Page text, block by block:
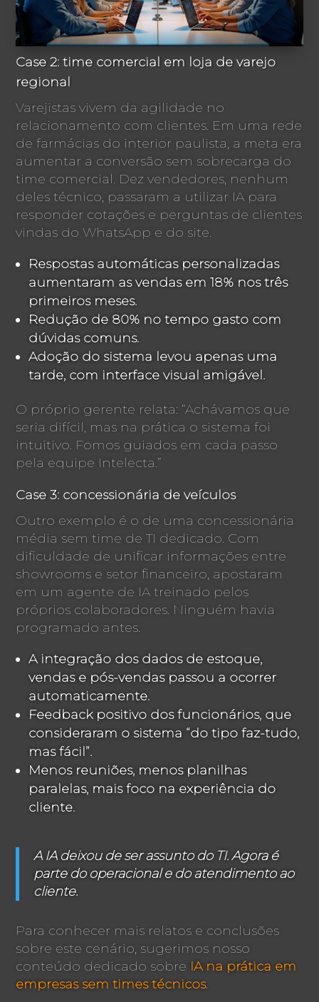
Case 2: time comercial em loja de varejo
regional
Varejistas vivem da agilidade no
relacionamento com clientes. Em uma rede
de farmácias do interior paulista, a meta era
aumentar a conversão sem sobrecarga do
time comercial. Dez vendedores, nenhum
deles técnico, passaram a utilizar IA para
responder cotações e perguntas de clientes
vindas do WhatsApp e do site.
Respostas automáticas personalizadas
aumentaram as vendas em 18% nos três
primeiros meses.
Redução de 80% no tempo gasto com
dúvidas comuns.
Adoção do sistema levou apenas uma
tarde, com interface visual amigável.
O próprio gerente relata: “Achávamos que
seria difícil, mas na prática o sistema foi
intuitivo. Fomos guiados em cada passo
pela equipe Intelecta.”
Case 3: concessionária de veículos
Outro exemplo é o de uma concessionária
média sem time de TI dedicado. Com
dificuldade de unificar informações entre
showrooms e setor financeiro, apostaram
em um agente de IA treinado pelos
próprios colaboradores. Ninguém havia
programado antes.
A integração dos dados de estoque,
vendas e pós-vendas passou a ocorrer
automaticamente.
Feedback positivo dos funcionários, que
consideraram o sistema “do tipo faz-tudo,
mas fácil”.
Menos reuniões, menos planilhas
paralelas, mais foco na experiência do
cliente.
A IA deixou de ser assunto do TI. Agora é
parte do operacional e do atendimento ao
cliente.
Para conhecer mais relatos e conclusões
sobre este cenário, sugerimos nosso
conteúdo dedicado sobre IA na prática em
empresas sem times técnicos.